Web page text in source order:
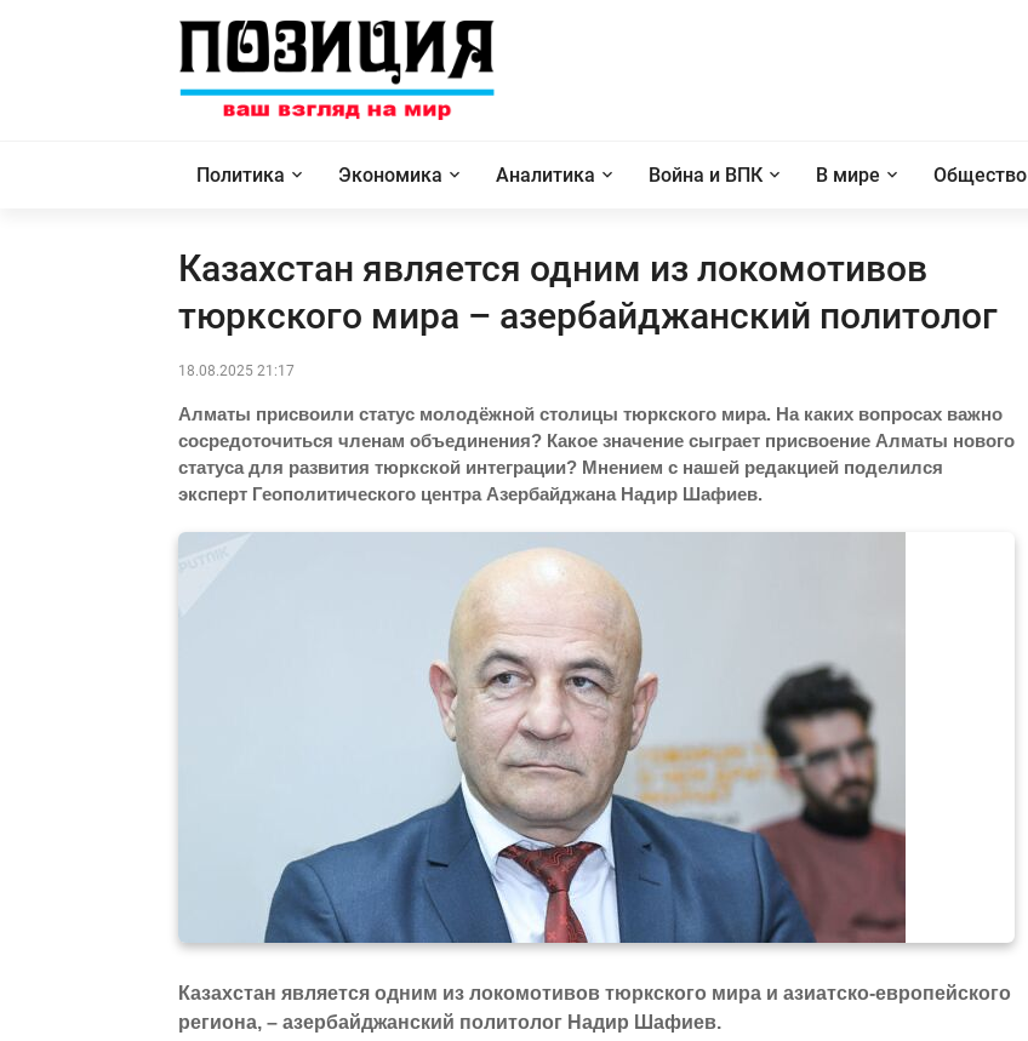
Политика Экономика Аналитика Война и ВПК В мире Общество
Казахстан является одним из локомотивов
тюркского мира – азербайджанский политолог
18.08.2025 21:17
Алматы присвоили статус молодёжной столицы тюркского мира. На каких вопросах важно
сосредоточиться членам объединения? Какое значение сыграет присвоение Алматы нового
статуса для развития тюркской интеграции? Мнением с нашей редакцией поделился
эксперт Геополитического центра Азербайджана Надир Шафиев.
Казахстан является одним из локомотивов тюркского мира и азиатско-европейского
региона, – азербайджанский политолог Надир Шафиев.